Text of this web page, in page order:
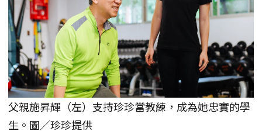
父親施昇輝（左）支持珍珍當教練，成為她忠實的學
生。圖／珍珍提供